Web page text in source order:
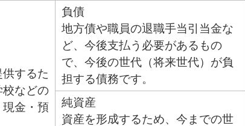
するた
などの
金・預
負債
地方債や職員の退職手当引当金な
ど、今後支払う必要があるもの
で、今後の世代（将来世代）が負
担する債務です。
純資産
資産を形成するため、今までの世